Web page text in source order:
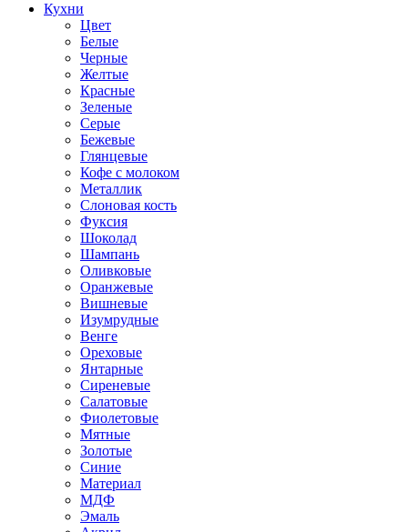
Кухни
Цвет
Белые
Черные
Желтые
Красные
Зеленые
Серые
Бежевые
Глянцевые
Кофе с молоком
Металлик
Слоновая кость
Фуксия
Шоколад
Шампань
Оливковые
Оранжевые
Вишневые
Изумрудные
Венге
Ореховые
Янтарные
Сиреневые
Салатовые
Фиолетовые
Мятные
Золотые
Синие
Материал
МДФ
Эмаль